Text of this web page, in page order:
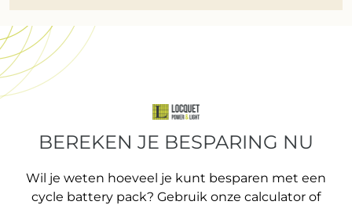
BEREKEN JE BESPARING NU
Wil je weten hoeveel je kunt besparen met een
cycle battery pack? Gebruik onze calculator of